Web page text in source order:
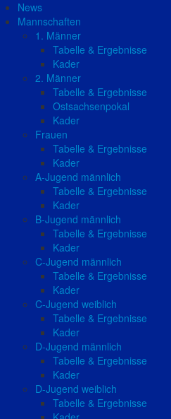
News
Mannschaften
1. Männer
Tabelle & Ergebnisse
Kader
2. Männer
Tabelle & Ergebnisse
Ostsachsenpokal
Kader
Frauen
Tabelle & Ergebnisse
Kader
A-Jugend männlich
Tabelle & Ergebnisse
Kader
B-Jugend männlich
Tabelle & Ergebnisse
Kader
C-Jugend männlich
Tabelle & Ergebnisse
Kader
C-Jugend weiblich
Tabelle & Ergebnisse
Kader
D-Jugend männlich
Tabelle & Ergebnisse
Kader
D-Jugend weiblich
Tabelle & Ergebnisse